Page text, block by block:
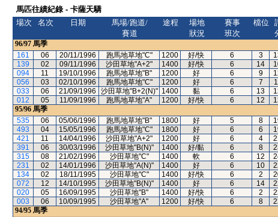
馬匹往績紀錄 - 卡薩天驕
場次
名次 日期
馬場/跑道/
賽道
途程
場地
狀況
賽事
班次
檔位
96/97 馬季
161
06 20/11/1996 跑馬地草地"C" 1200 好/快 6 3
139
02 09/11/1996 沙田草地"A+2" 1400 好/快 6 14
094
11 19/10/1996 跑馬地草地"B" 1200 好 6 9
056
03 02/10/1996 跑馬地草地"C" 1200 好 6 7
033
06 21/09/1996 沙田草地"B+2(N)" 1400 黏 6 13
012
05 11/09/1996 跑馬地草地"A" 1200 好/快 6 12
95/96 馬季
535
06 05/06/1996 跑馬地草地"B" 1800 好 5 8
493
04 15/05/1996 跑馬地草地"C" 1800 好 6 6
421
11 14/04/1996 沙田草地"A+2" 1200 好 6 4
391
06 30/03/1996 沙田草地"B(N)" 1400 好/黏 6 8
315
08 21/02/1996 沙田草地"C" 1400 軟 6 12
231
02 14/01/1996 沙田草地"A(N)" 1400 好 6 10
134
02 18/11/1995 沙田草地"C" 1400 好/快 6 2
072
12 14/10/1995 沙田草地"B(N)" 1400 好 6 14
020
05 16/09/1995 沙田草地"B" 1400 好/快 6 2
003
06 10/09/1995 沙田草地"A" 1200 好/快 6 8
94/95 馬季